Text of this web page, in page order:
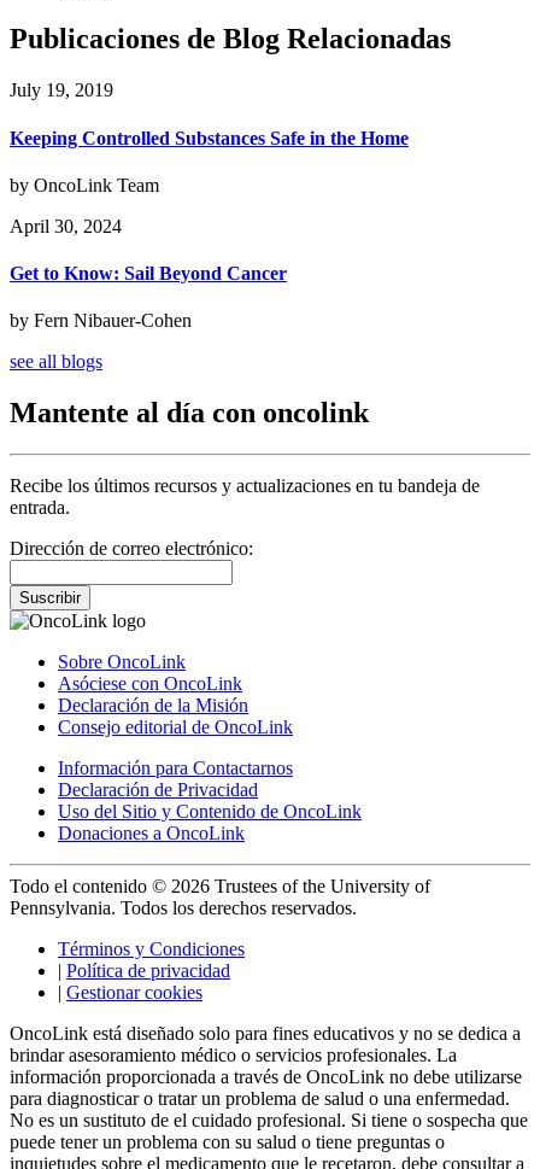
Publicaciones de Blog Relacionadas
July 19, 2019
Keeping Controlled Substances Safe in the Home
by OncoLink Team
April 30, 2024
Get to Know: Sail Beyond Cancer
by Fern Nibauer-Cohen
see all blogs
Mantente al día con oncolink
Recibe los últimos recursos y actualizaciones en tu bandeja de
entrada.
Dirección de correo electrónico:
Suscribir
Sobre OncoLink
Asóciese con OncoLink
Declaración de la Misión
Consejo editorial de OncoLink
Información para Contactarnos
Declaración de Privacidad
Uso del Sitio y Contenido de OncoLink
Donaciones a OncoLink
Todo el contenido © 2026 Trustees of the University of
Pennsylvania. Todos los derechos reservados.
Términos y Condiciones
| Política de privacidad
| Gestionar cookies
OncoLink está diseñado solo para fines educativos y no se dedica a
brindar asesoramiento médico o servicios profesionales. La
información proporcionada a través de OncoLink no debe utilizarse
para diagnosticar o tratar un problema de salud o una enfermedad.
No es un sustituto de el cuidado profesional. Si tiene o sospecha que
puede tener un problema con su salud o tiene preguntas o
inquietudes sobre el medicamento que le recetaron, debe consultar a